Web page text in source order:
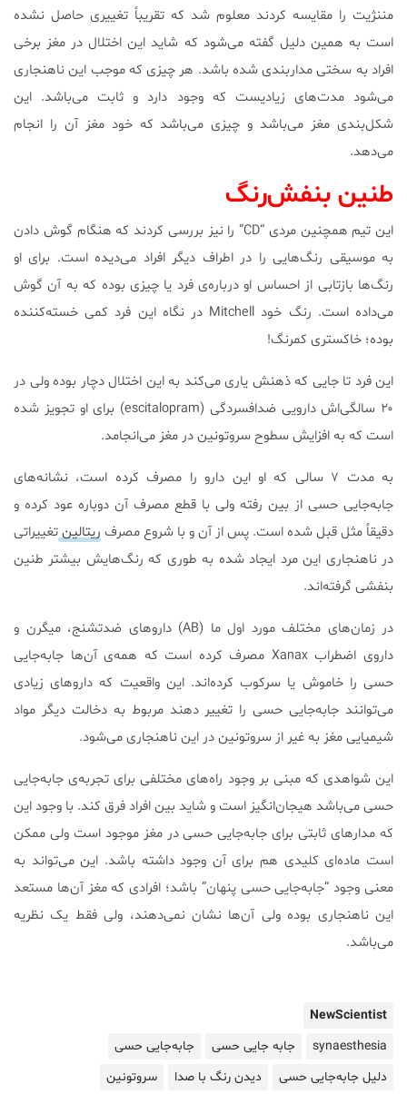
مننژیت را مقایسه کردند معلوم شد که تقریباً تغییری حاصل نشده
است به همین دلیل گفته می‌شود که شاید این اختلال در مغز برخی
افراد به سختی مداربندی شده باشد. هر چیزی که موجب این ناهنجاری
می‌شود مدت‌های زیادیست که وجود دارد و ثابت می‌باشد. این
شکل‌بندی مغز می‌باشد و چیزی می‌باشد که خود مغز آن را انجام
می‌دهد.
طنین بنفش‌رنگ
این تیم همچنین مردی “CD” را نیز بررسی کردند که هنگام گوش دادن
به موسیقی رنگ‌هایی را در اطراف دیگر افراد می‌دیده است. برای او
رنگ‌ها بازتابی از احساس او درباره‌ی فرد یا چیزی بوده که به آن گوش
می‌داده است. رنگ خود Mitchell در نگاه این فرد کمی خسته‌کننده
بوده؛ خاکستری کمرنگ!
این فرد تا جایی که ذهنش یاری می‌کند به این اختلال دچار بوده ولی در
۲۰ سالگی‌اش دارویی ضدافسردگی (escitalopram) برای او تجویز شده
است که به افزایش سطوح سروتونین در مغز می‌انجامد.
به مدت ۷ سالی که او این دارو را مصرف کرده است، نشانه‌های
جابه‌جایی حسی از بین رفته ولی با قطع مصرف آن دوباره عود کرده و
دقیقاً مثل قبل شده است. پس از آن و با شروع مصرف ریتالینتغییراتی
در ناهنجاری این مرد ایجاد شده به طوری که رنگ‌هایش بیشتر طنین
بنفشی گرفته‌اند.
در زمان‌های مختلف مورد اول ما (AB) داروهای ضدتشنج، میگرن و
داروی اضطراب Xanax مصرف کرده است که همه‌ی آن‌ها جابه‌جایی
حسی را خاموش یا سرکوب کرده‌اند. این واقعیت که داروهای زیادی
می‌توانند جابه‌جایی حسی را تغییر دهند مربوط به دخالت دیگر مواد
شیمیایی مغز به غیر از سروتونین در این ناهنجاری می‌شود.
این شواهدی که مبنی بر وجود راه‌های مختلفی برای تجربه‌ی جابه‌جایی
حسی می‌باشد هیجان‌انگیز است و شاید بین افراد فرق کند. با وجود این
که مدارهای ثابتی برای جابه‌جایی حسی در مغز موجود است ولی ممکن
است ماده‌ای کلیدی هم برای آن وجود داشته باشد. این می‌تواند به
معنی وجود “جابه‌جایی حسی پنهان” باشد؛ افرادی که مغز آن‌ها مستعد
این ناهنجاری بوده ولی آن‌ها نشان نمی‌دهند، ولی فقط یک نظریه
می‌باشد.
NewScientist
synaesthesia
جابه جایی حسی
جابه‌جایی حسی
دلیل جابه‌جایی حسی
دیدن رنگ با صدا سروتونین